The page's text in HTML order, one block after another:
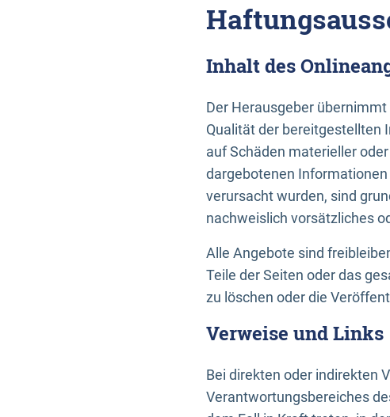
Inhalt des
Der Herausgeber
Qualität der bereitgestellten
auf Schäden materieller
dargebotenen
verursacht wurden, sind
nachweislich vorsätzliches
Alle Angebote sind
Teile der Seiten oder das
zu löschen oder die
Verweise und Links
Bei direkten oder indirekten
Verantwortungsbereiches